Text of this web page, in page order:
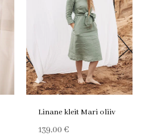
Linane kleit Mari oliiv
139,00€